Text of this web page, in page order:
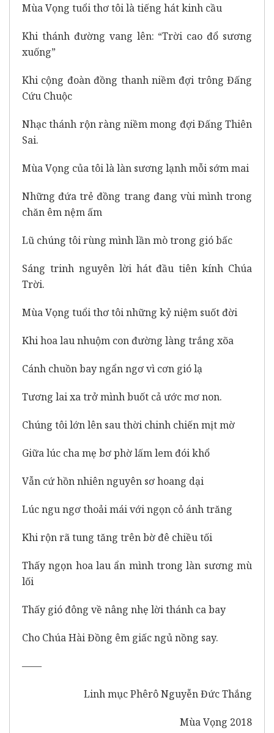
Mùa Vọng tuổi thơ tôi là tiếng hát kinh cầu
Khi thánh đường vang lên: “Trời cao đổ sương
xuống”
Khi cộng đoàn đồng thanh niềm đợi trông Đấng
Cứu Chuộc
Nhạc thánh rộn ràng niềm mong đợi Đấng Thiên
Sai.
Mùa Vọng của tôi là làn sương lạnh mỗi sớm mai
Những đứa trẻ đồng trang đang vùi mình trong
chăn êm nệm ấm
Lũ chúng tôi rùng mình lần mò trong gió bấc
Sáng trinh nguyên lời hát đầu tiên kính Chúa
Trời.
Mùa Vọng tuổi thơ tôi những kỷ niệm suốt đời
Khi hoa lau nhuộm con đường làng trắng xõa
Cánh chuồn bay ngẩn ngơ vì cơn gió lạ
Tương lai xa trở mình buốt cả ước mơ non.
Chúng tôi lớn lên sau thời chinh chiến mịt mờ
Giữa lúc cha mẹ bơ phờ lấm lem đói khổ
Vẫn cứ hồn nhiên nguyên sơ hoang dại
Lúc ngu ngơ thoải mái với ngọn cỏ ánh trăng
Khi rộn rã tung tăng trên bờ đê chiều tối
Thấy ngọn hoa lau ẩn mình trong làn sương mù
lối
Thấy gió đông về nâng nhẹ lời thánh ca bay
Cho Chúa Hài Đồng êm giấc ngủ nồng say.
——
Linh mục Phêrô Nguyễn Đức Thắng
Mùa Vọng 2018